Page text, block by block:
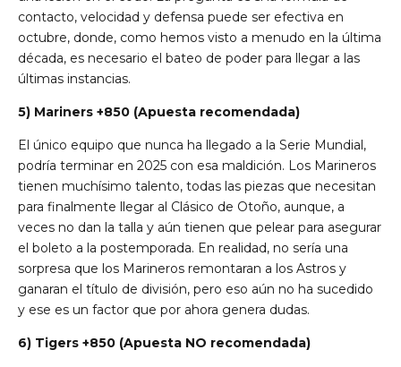
contacto, velocidad y defensa puede ser efectiva en
octubre, donde, como hemos visto a menudo en la última
década, es necesario el bateo de poder para llegar a las
últimas instancias.
5) Mariners +850 (Apuesta recomendada)
El único equipo que nunca ha llegado a la Serie Mundial,
podría terminar en 2025 con esa maldición. Los Marineros
tienen muchísimo talento, todas las piezas que necesitan
para finalmente llegar al Clásico de Otoño, aunque, a
veces no dan la talla y aún tienen que pelear para asegurar
el boleto a la postemporada. En realidad, no sería una
sorpresa que los Marineros remontaran a los Astros y
ganaran el título de división, pero eso aún no ha sucedido
y ese es un factor que por ahora genera dudas.
6) Tigers +850 (Apuesta NO recomendada)